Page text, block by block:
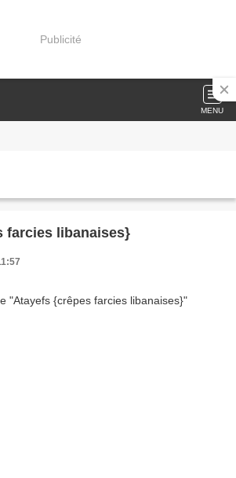
Publicité
MENU
farcies libanaises}